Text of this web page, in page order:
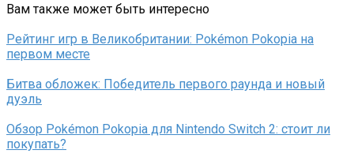
Вам также может быть интересно
Рейтинг игр в Великобритании: Pokémon Pokopia на
первом месте
Битва обложек: Победитель первого раунда и новый
дуэль
Обзор Pokémon Pokopia для Nintendo Switch 2: стоит ли
покупать?